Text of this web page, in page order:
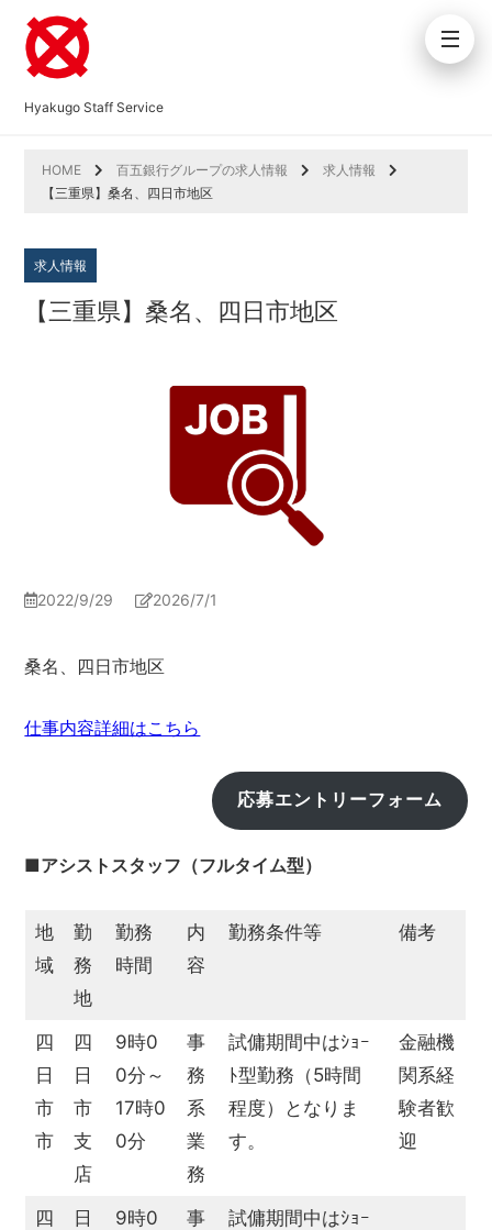
Hyakugo Staff Service
HOME 百五銀行グループの求人情報
求人情報
【三重県】桑名、四日市地区
求人情報
【三重県】桑名、四日市地区
2022/9/29 2026/7/1
桑名、四日市地区
仕事内容詳細はこちら
応募エントリーフォーム
■アシストスタッフ（フルタイム型）
地
域
勤
務
地
勤務
時間
内
容
勤務条件等 備考
四
日
市
市
四
日
市
支
店
9時0
0分～
17時0
0分
事
務
系
業
務
試傭期間中はｼｮｰ
ﾄ型勤務（5時間
程度）となりま
す。
金融機
関系経
験者歓
迎
四
日
9時0
事
試傭期間中はｼｮｰ